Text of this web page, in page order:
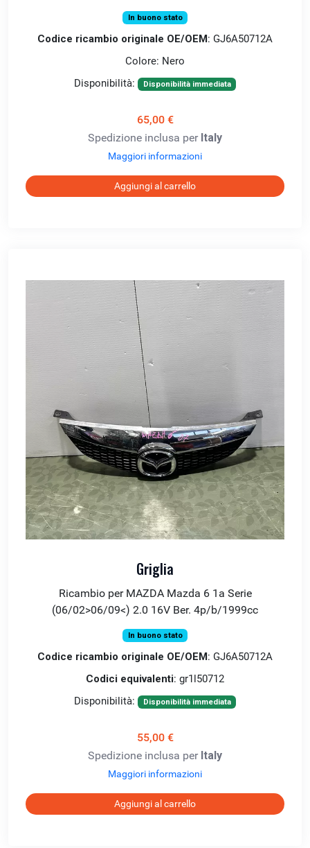
In buono stato
Codice ricambio originale OE/OEM: GJ6A50712A
Colore: Nero
Disponibilità:
Disponibilità immediata
65,00 €
Spedizione inclusa per Italy
Maggiori informazioni
Aggiungi al carrello
Griglia
Ricambio per MAZDA Mazda 6 1a Serie
(06/02>06/09<) 2.0 16V Ber. 4p/b/1999cc
In buono stato
Codice ricambio originale OE/OEM: GJ6A50712A
Codici equivalenti: gr1l50712
Disponibilità:
Disponibilità immediata
55,00 €
Spedizione inclusa per Italy
Maggiori informazioni
Aggiungi al carrello